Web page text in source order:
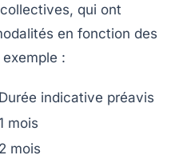
qui ont
en fonction des
:
Durée indicative préavis
mois
2 mois